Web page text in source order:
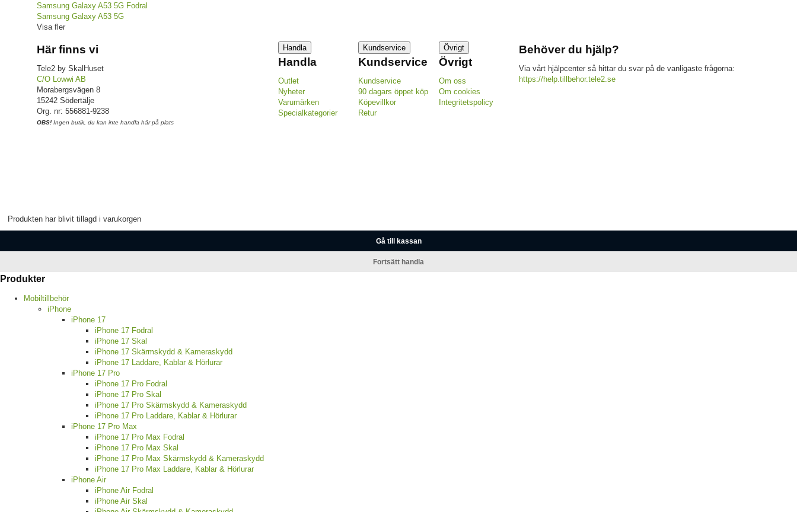
Samsung Galaxy A53 5G Fodral
Samsung Galaxy A53 5G
Visa fler
Här finns vi
Tele2 by SkalHuset
C/O Lowwi AB
Morabergsvägen 8
15242 Södertälje
Org. nr: 556881-9238
OBS! Ingen butik, du kan inte handla här på plats
Handla
Handla
Outlet
Nyheter
Varumärken
Specialkategorier
Kundservice
Kundservice
Kundservice
90 dagars öppet köp
Köpevillkor
Retur
Övrigt
Övrigt
Om oss
Om cookies
Integritetspolicy
Behöver du hjälp?
Via vårt hjälpcenter så hittar du svar på de vanligaste frågorna:
https://help.tillbehor.tele2.se
Produkten har blivit tillagd i varukorgen
Gå till kassan
Fortsätt handla
Produkter
Mobiltillbehör
iPhone
iPhone 17
iPhone 17 Fodral
iPhone 17 Skal
iPhone 17 Skärmskydd & Kameraskydd
iPhone 17 Laddare, Kablar & Hörlurar
iPhone 17 Pro
iPhone 17 Pro Fodral
iPhone 17 Pro Skal
iPhone 17 Pro Skärmskydd & Kameraskydd
iPhone 17 Pro Laddare, Kablar & Hörlurar
iPhone 17 Pro Max
iPhone 17 Pro Max Fodral
iPhone 17 Pro Max Skal
iPhone 17 Pro Max Skärmskydd & Kameraskydd
iPhone 17 Pro Max Laddare, Kablar & Hörlurar
iPhone Air
iPhone Air Fodral
iPhone Air Skal